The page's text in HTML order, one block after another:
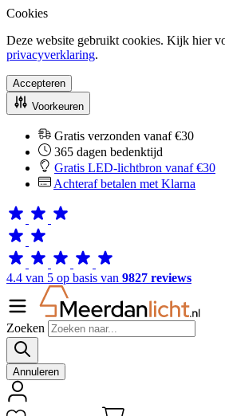
Cookies
Deze website gebruikt cookies. Kijk hier
privacyverklaring.
Accepteren
Voorkeuren
Gratis verzonden vanaf €30
365 dagen bedenktijd
Gratis LED-lichtbron vanaf €30
Achteraf betalen met Klarna
4.4 van 5 op basis van 9827 reviews
Zoeken
Annuleren